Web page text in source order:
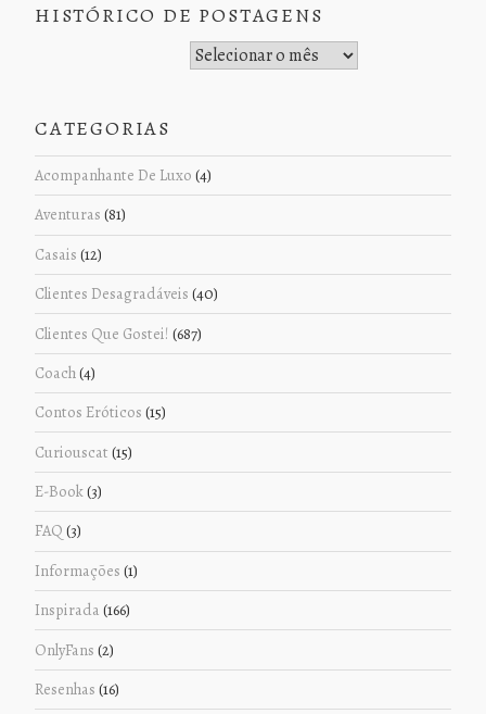
HISTÓRICO DE POSTAGENS
CATEGORIAS
Acompanhante De Luxo (4)
Aventuras (81)
Casais (12)
Clientes Desagradáveis (40)
Clientes Que Gostei! (687)
Coach(4)
Contos Eróticos (15)
Curiouscat (15)
E-Book(3)
FAQ (3)
Informações (1)
Inspirada (166)
OnlyFans (2)
Resenhas (16)